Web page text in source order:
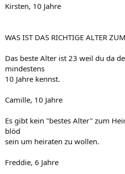
Kirsten, 10 Jahre
WAS IST DAS RICHTIGE ALTER
Das beste Alter ist 23 weil du da
mindestens
10 Jahre kennst.
Camille, 10 Jahre
Es gibt kein "bestes Alter" zum
blöd
sein um heiraten zu wollen.
Freddie, 6 Jahre